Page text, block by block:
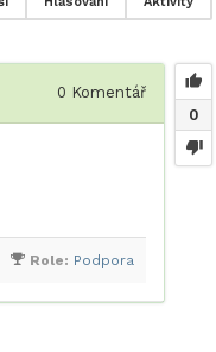
0
0 Komentář
Role: Podpora